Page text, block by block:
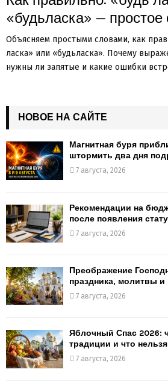
«будьласка» — простое
Объясняем простыми словами, как
ласка» или «будьласка». Почему
нужны ли запятые и какие ошибки
НОВОЕ НА САЙТЕ
Магнитная буря
штормить два дня
7 августа, 2026
Рекомендации на
после появления
7 августа, 2026
Преображение
праздника, молитвы и
7 августа, 2026
Яблочный Спас 2026:
традиции и что
7 августа, 2026